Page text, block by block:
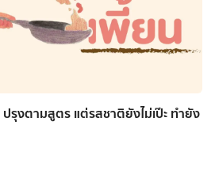
รุงตามสูตร แต่รสชาติยังไม่เป๊ะ ทำยัง